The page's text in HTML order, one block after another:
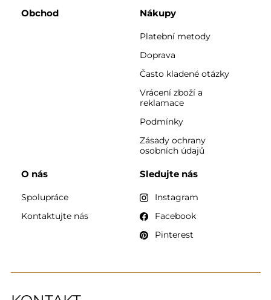
Obchod Nákupy
Platební metody
Doprava
Často kladené otázky
Vrácení zboží a
reklamace
Podmínky
Zásady ochrany
osobních údajů
O nás
Spolupráce
Kontaktujte nás
Sledujte nás
Instagram
Facebook
Pinterest